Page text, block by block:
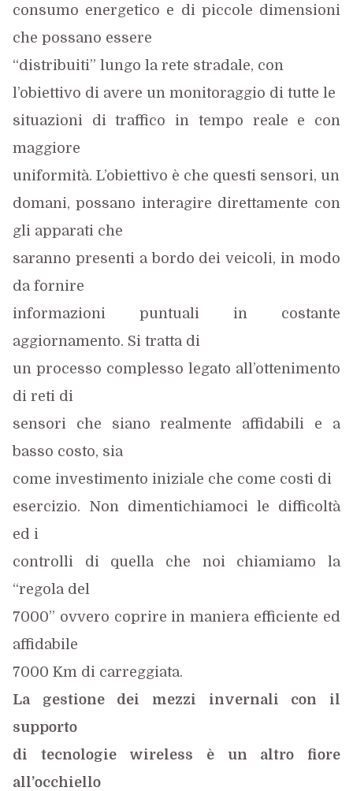
consumo energetico e di piccole dimensioni
che possano essere
“distribuiti” lungo la rete stradale, con
l’obiettivo di avere un monitoraggio di tutte le
situazioni di traffico in tempo reale e con
maggiore
uniformità. L’obiettivo è che questi sensori, un
domani, possano interagire direttamente con
gli apparati che
saranno presenti a bordo dei veicoli, in modo
da fornire
informazioni puntuali in costante
aggiornamento. Si tratta di
un processo complesso legato all’ottenimento
di reti di
sensori che siano realmente affidabili e a
basso costo, sia
come investimento iniziale che come costi di
esercizio. Non dimentichiamoci le difficoltà
ed i
controlli di quella che noi chiamiamo la
“regola del
7000” ovvero coprire in maniera efficiente ed
affidabile
7000 Km di carreggiata.
La gestione dei mezzi invernali con il
supporto
di tecnologie wireless è un altro fiore
all’occhiello